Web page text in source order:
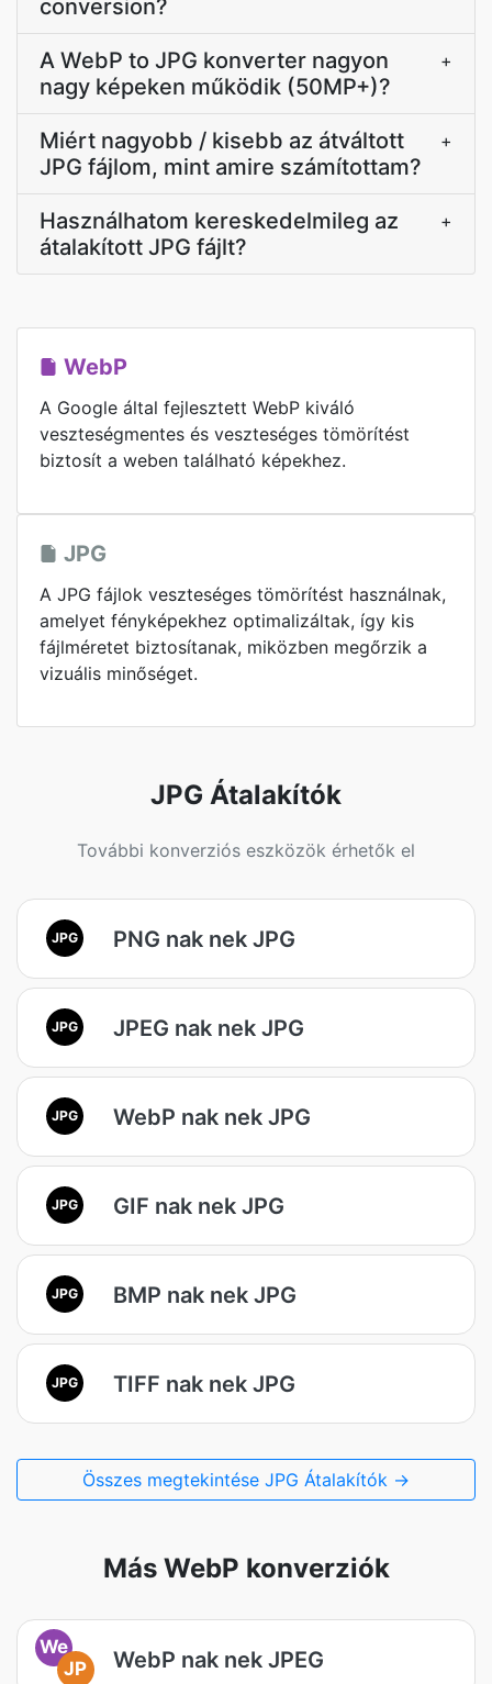
conversion?
A WebP to JPG konverter nagyon
nagy képeken működik (50MP+)?
+
Miért nagyobb / kisebb az átváltott
JPG fájlom, mint amire számítottam?
+
Használhatom kereskedelmileg az
átalakított JPG fájlt?
+
WebP
A Google által fejlesztett WebP kiváló
veszteségmentes és veszteséges tömörítést
biztosít a weben található képekhez.
JPG
A JPG fájlok veszteséges tömörítést használnak,
amelyet fényképekhez optimalizáltak, így kis
fájlméretet biztosítanak, miközben megőrzik a
vizuális minőséget.
JPG Átalakítók
További konverziós eszközök érhetők el
JPG PNG nak nek JPG
JPG JPEG nak nek JPG
JPG WebP nak nek JPG
JPG GIF nak nek JPG
JPG BMP nak nek JPG
JPG TIFF nak nek JPG
Összes megtekintése JPG Átalakítók →
Más WebP konverziók
We
JP
WebP nak nek JPEG